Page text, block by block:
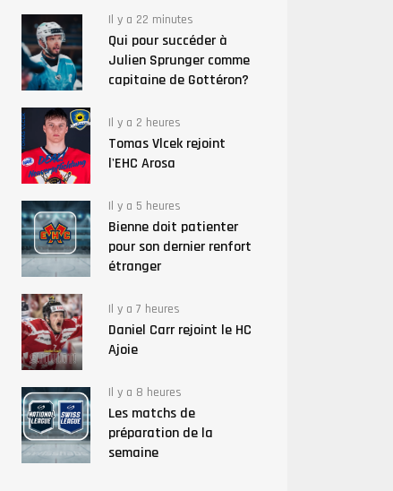
Il y a 22 minutes
Qui pour succéder à
Julien Sprunger comme
capitaine de Gottéron?
Il y a 2 heures
Tomas Vlcek rejoint
l'EHC Arosa
Il y a 5 heures
Bienne doit patienter
pour son dernier renfort
étranger
Il y a 7 heures
Daniel Carr rejoint le HC
Ajoie
Il y a 8 heures
Les matchs de
préparation de la
semaine